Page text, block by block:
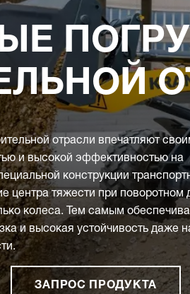
отрасли впечатляют
и высокой эффективностью на
конструкции
центра тяжести при поворотном
колеса. Тем самым
и высокая устойчивость даже
ЗАПРОС ПРОДУКТА